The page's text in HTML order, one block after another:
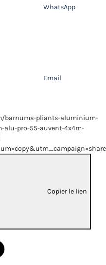
WhatsApp
Email
barnums-pliants-aluminium-
alu-pro-55-auvent-4x4m-
Copier le lien